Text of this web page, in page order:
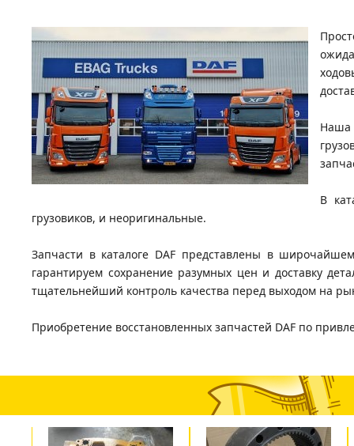
Наша
В
грузовиков, и неоригинальные.
Запчасти в каталоге DAF представлены в
гарантируем сохранение разумных цен и доставку
тщательнейший контроль качества перед выходом на
Приобретение восстановленных запчастей DAF по